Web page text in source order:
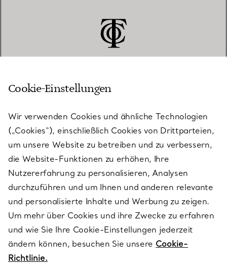
KUNDENSERVICE
SERVICES
ÜBER TIFFANY & CO.
RECHTLICHE HINWEISE
FOLGEN SIE UNS
Cookie-Einstellungen
Wir verwenden Cookies und ähnliche Technologien
(„Cookies“), einschließlich Cookies von Drittparteien,
um unsere Website zu betreiben und zu verbessern,
die Website-Funktionen zu erhöhen, Ihre
Nutzererfahrung zu personalisieren, Analysen
durchzuführen und um Ihnen und anderen relevante
und personalisierte Inhalte und Werbung zu zeigen.
Um mehr über Cookies und ihre Zwecke zu erfahren
und wie Sie Ihre Cookie-Einstellungen jederzeit
ändern können, besuchen Sie unsere Cookie-
Richtlinie.